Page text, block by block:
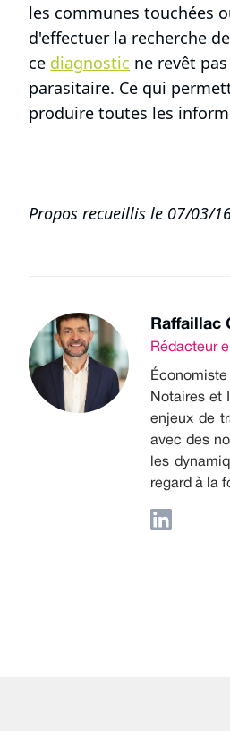
les communes touchées
d'effectuer la recherche
ce diagnostic ne revêt
parasitaire. Ce qui
produire toutes les
Propos recueillis le 07/03/
Raffaillac
Rédacteur
Notaires et
enjeux de
avec des
les
regard à la